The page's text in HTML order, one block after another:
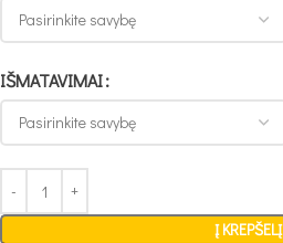
IŠMATAVIMAI
Į KREPŠELĮ